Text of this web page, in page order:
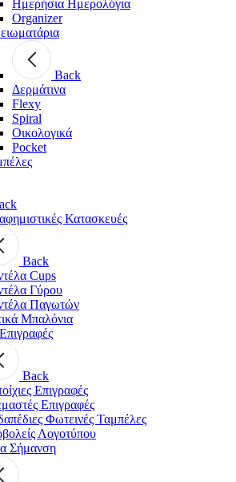
Ημερήσια Ημερολόγια
Organizer
Back
Δερμάτινα
Flexy
Spiral
Οικολογικά
Pocket
Κατασκευές
Back
Cups
Γύρου
Παγωτών
Μπαλόνια
Back
Επιγραφές
Επιγραφές
Φωτεινές Ταμπέλες
Λογοτύπου
Σήμανση